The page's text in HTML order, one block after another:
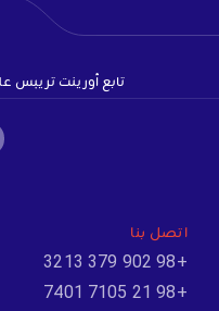
تابع أورينت تريبس
اتصل بنا
+98 902 379 3213
+98 21 7105 7401